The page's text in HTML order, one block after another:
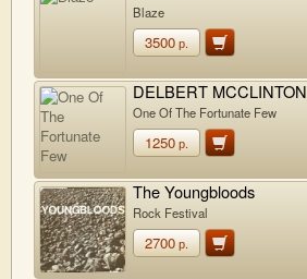
Blaze
3500р.
DELBERT MCCLINTON
One Of The Fortunate Few
1250р.
The Youngbloods
Rock Festival
2700р.